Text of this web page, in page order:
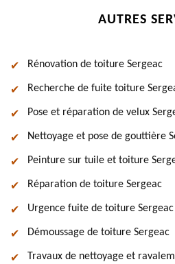
AUTRES
Rénovation de toiture Sergeac
Recherche de fuite toiture
Pose et réparation de velux
Nettoyage et pose de gouttière
Peinture sur tuile et toiture
Réparation de toiture Sergeac
Urgence fuite de toiture Sergeac
Démoussage de toiture Sergeac
Travaux de nettoyage et